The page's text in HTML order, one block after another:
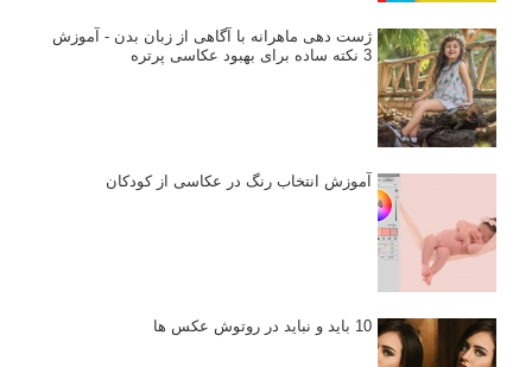
ژست دهی ماهرانه با آگاهی از زبان بدن - آموزش
3 نکته ساده برای بهبود عکاسی پرتره
آموزش انتخاب رنگ در عکاسی از کودکان
10 باید و نباید در روتوش عکس ها